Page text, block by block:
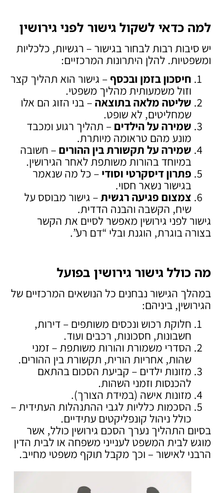
למה כדאי לשקול גישור לפני גירושין
יש סיבות רבות לבחור בגישור – רגשיות, כלכליות
ומשפטיות. להלן היתרונות המרכזיים:
חיסכון בזמן ובכסף – גישור הוא תהליך קצר
וזול משמעותית מהליך משפטי.
שליטה מלאה בתוצאה – בני הזוג הם אלו
שמחליטים, לא שופט.
שמירה על הילדים – תהליך רגוע ומכבד
מונע מהם טראומה מיותרת.
שמירה על תקשורת בין ההורים – חשובה
במיוחד בהורות משותפת לאחר הגירושין.
פתרון דיסקרטי וסודי – כל מה שנאמר
בגישור נשאר חסוי.
צמצום פגיעה רגשית – גישור מבוסס על
שיח, הקשבה והבנה הדדית.
גישור לפני גירושין מאפשר לסיים את הקשר
בצורה בוגרת, הוגנת ובלי “דם רע”.
מה כולל גישור גירושין בפועל
במהלך הגישור נבחנים כל הנושאים המרכזיים של
הגירושין, ביניהם:
חלוקת רכוש ונכסים משותפים – דירות,
חשבונות, חסכונות, רכבים ועוד.
הסדרי משמורת והורות משותפת – זמני
שהות, אחריות הורית, תקשורת בין ההורים.
מזונות ילדים – קביעת הסכום בהתאם
להכנסות וזמני השהות.
מזונות אישה (במידת הצורך).
הסכמות כלליות לגבי ההתנהלות העתידית –
כולל ניהול קונפליקטים עתידיים.
בסיום התהליך נערך הסכם גירושין כולל, אשר
מוגש לבית המשפט לענייני משפחה או לבית הדין
הרבני לאישור – וכך מקבל תוקף משפטי מחייב.